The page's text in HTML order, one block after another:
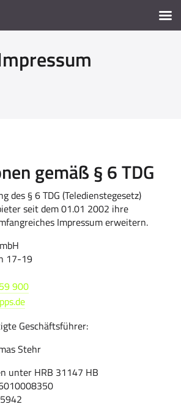
gemäß § 6 TDG
des § 6 TDG (Teledienstegesetz)
seit dem 01.01 2002 ihre
Impressum erweitern.
17-19
900
Geschäftsführer:
Stehr
unter HRB 31147 HB